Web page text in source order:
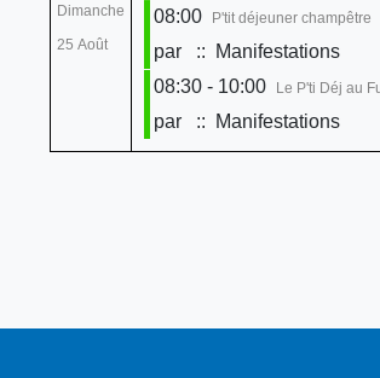
Dimanche
25 Août
08:00 P'tit déjeuner champêtre
par
:: Manifestations
08:30 - 10:00
Le P'ti Déj au
par :: Manifestations